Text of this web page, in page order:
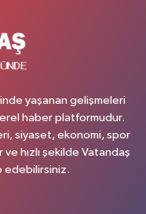
yaşanan gelişmeleri
haber platformudur.
siyaset, ekonomi, spor
hızlı şekilde Vatandaş
edebilirsiniz.